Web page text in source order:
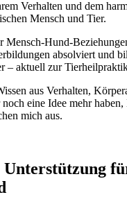
Verhalten und dem
Mensch und Tier.
Mensch-Hund-
absolviert und
– aktuell zur
aus Verhalten,
eine Idee mehr
mich aus.